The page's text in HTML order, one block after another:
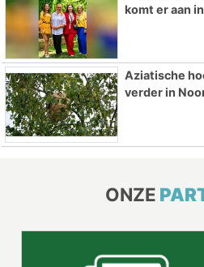
komt er aan
Aziatische
verder in
ONZE